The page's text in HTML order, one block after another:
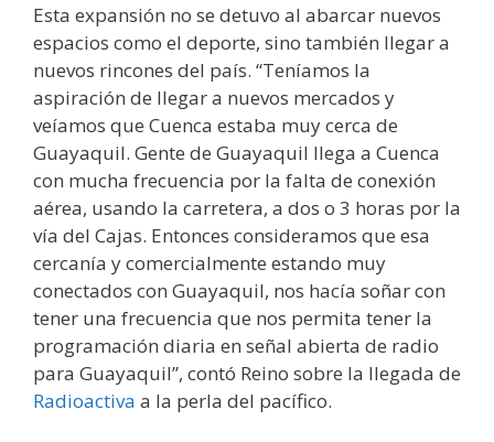
Esta expansión no se detuvo al abarcar nuevos
espacios como el deporte, sino también llegar a
nuevos rincones del país. “Teníamos la
aspiración de llegar a nuevos mercados y
veíamos que Cuenca estaba muy cerca de
Guayaquil. Gente de Guayaquil llega a Cuenca
con mucha frecuencia por la falta de conexión
aérea, usando la carretera, a dos o 3 horas por la
vía del Cajas. Entonces consideramos que esa
cercanía y comercialmente estando muy
conectados con Guayaquil, nos hacía soñar con
tener una frecuencia que nos permita tener la
programación diaria en señal abierta de radio
para Guayaquil”, contó Reino sobre la llegada de
Radioactiva a la perla del pacífico.